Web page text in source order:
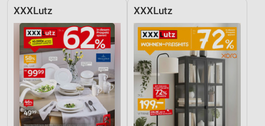
XXXLutz XXXLutz